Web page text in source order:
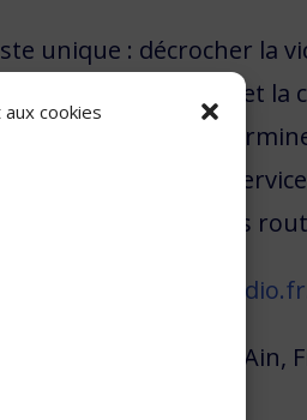
cookies
unique : décrocher la
au sein des duos et
kilomètres
locaux. Les
des épreuves sur les
sur https://blueradio.fr
Radio (Charnoz-sur-Ain,